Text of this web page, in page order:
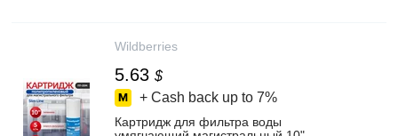
Wildberries
5.63 $
+ Cash back up to 7%
Картридж для фильтра воды